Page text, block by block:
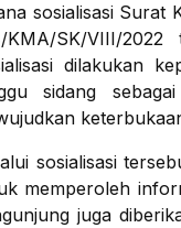
sosialisasi Surat
KMA/SK/VIII/
dilakukan
sidang
sosialisasi
memperoleh
juga